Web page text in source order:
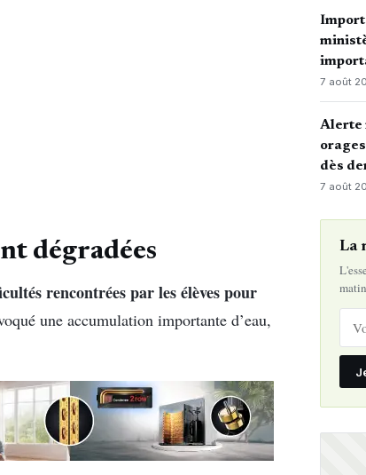
dégradées
rencontrées par les élèves pour
une accumulation importante d’eau,
7 août
Alerte
dès
7 août
La